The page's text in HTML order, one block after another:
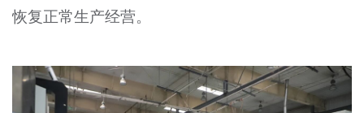
恢复正常生产经营。